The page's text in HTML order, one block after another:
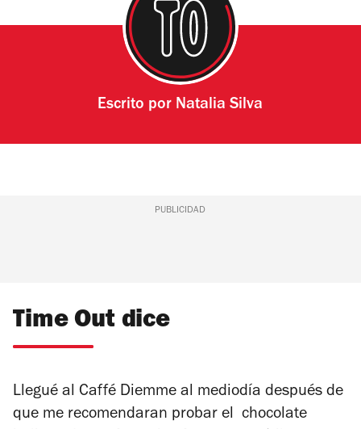
Escrito por Natalia Silva
PUBLICIDAD
Time Out dice
Llegué al Caffé Diemme al mediodía después de
que me recomendaran probar el chocolate